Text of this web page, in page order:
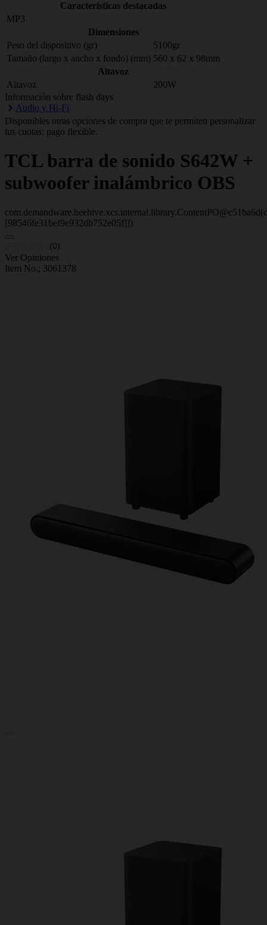
Características destacadas
MP3
Dimensiones
Peso del dispositivo (gr)
5100gr
Tamaño (largo x ancho x fondo) (mm) 560 x 62 x 98mm
Altavoz
Altavoz
200W
Información sobre flash days
Audio y Hi-Fi
Disponibles otras opciones de compra que te permiten personalizar
tus cuotas: pago flexible.
TCL barra de sonido S642W +
subwoofer inalámbrico OBS
[98546fe31bef9e932db752e05f]])
(0)
Ver Opiniones
Item No.; 3061378